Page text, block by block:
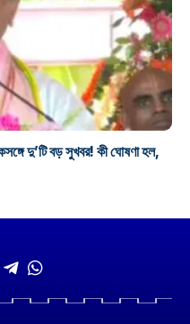
দু’টি বড় সুখবর! কী ঘোষণা হল,